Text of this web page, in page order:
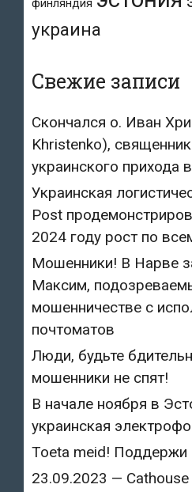
финляндия
украина
Свежие записи
Скончался о. Иван
Khristenko),
украинского прихода
Украинская
Post
2024 году рост по
Мошенники! В Нарве
Максим,
мошенничестве с
почтоматов
Люди, будьте
мошенники не спят!
В начале ноября в
украинская
Toeta meid! Поддержи
23.09.2023 —